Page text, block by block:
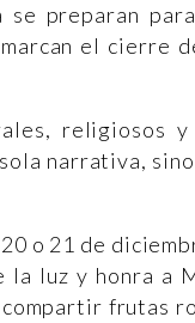
preparan
el cierre
religiosos
narrativa,
o 21 de
la luz y honra a
frutas